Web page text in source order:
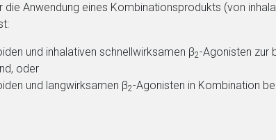
die Anwendung eines Kombinationsprodukts (von
und inhalativen schnellwirksamen β2-Agonisten zur
oder
und langwirksamen β2-Agonisten in Kombination
die Inhalte der externen Web-Seite ist deren